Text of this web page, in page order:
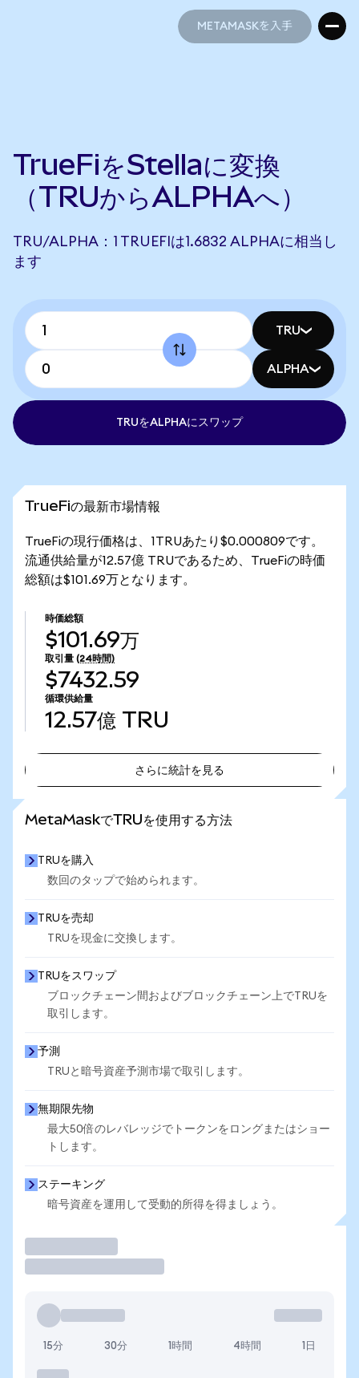
METAMASKを入手
TrueFiをStellaに変換
（TRUからALPHAへ）
TRU/ALPHA：1 TRUEFIは1.6832 ALPHAに相当し
ます
TRU
ALPHA
TRUをALPHAにスワップ
TrueFiの最新市場情報
TrueFiの現行価格は、1TRUあたり$0.000809です。
流通供給量が12.57億 TRUであるため、TrueFiの時価
総額は$101.69万となります。
時価総額
$101.69万
取引量 (24時間)
$7432.59
循環供給量
12.57億 TRU
さらに統計を見る
MetaMaskでTRUを使用する方法
TRUを購入
数回のタップで始められます。
TRUを売却
TRUを現金に交換します。
TRUをスワップ
ブロックチェーン間およびブロックチェーン上でTRUを
取引します。
予測
TRUと暗号資産予測市場で取引します。
無期限先物
最大50倍のレバレッジでトークンをロングまたはショー
トします。
ステーキング
暗号資産を運用して受動的所得を得ましょう。
15分 30分 1時間 4時間 1日